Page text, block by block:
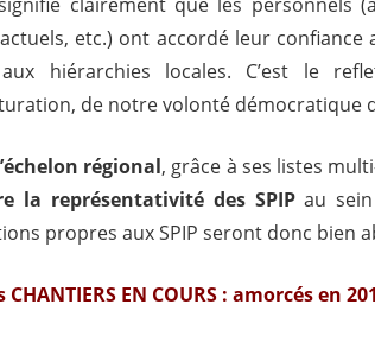
etc.) ont accordé leur
hiérarchies locales. C’est le
de notre volonté démocratique
régional, grâce à ses listes
la représentativité des SPIPau sein
propres aux SPIP seront donc bien
CHANTIERS EN COURS : amorcés en